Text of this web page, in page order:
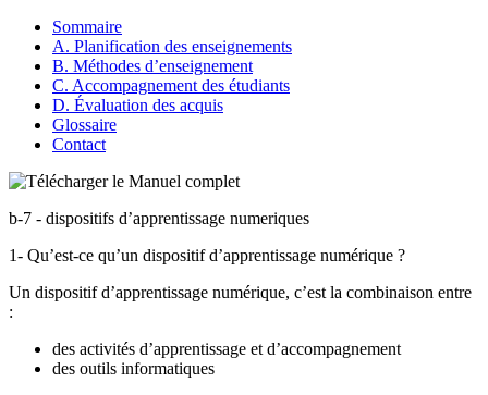
Sommaire
A. Planification des enseignements
B. Méthodes d’enseignement
C. Accompagnement des étudiants
D. Évaluation des acquis
Glossaire
Contact
b-7 - dispositifs d’apprentissage numeriques
1- Qu’est-ce qu’un dispositif d’apprentissage numérique ?
Un dispositif d’apprentissage numérique, c’est la combinaison entre
:
des activités d’apprentissage et d’accompagnement
des outils informatiques